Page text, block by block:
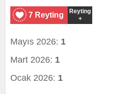
7 Reyting
Reyting
+
Mayıs 2026: 1
Mart 2026: 1
Ocak 2026: 1